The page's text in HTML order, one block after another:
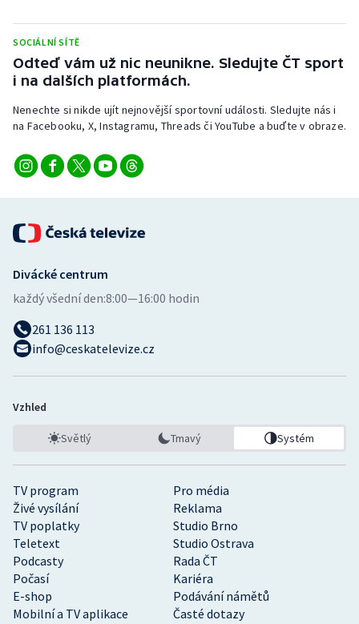
Plážový volejbal
Ragby
Rychlobruslení
Rychlostní kanoistika
Short track
Sportovní střelba
Stolní tenis
Veslování
Volejbal
Ostatní
SOCIÁLNÍ SÍTĚ
Odteď vám už nic neunikne. Sledujte ČT sport
i na dalších platformách.
Nenechte si nikde ujít nejnovější sportovní události. Sledujte nás i
na Facebooku, X, Instagramu, Threads či YouTube a buďte v obraze.
TV program
Pro média
Živé vysílání
Reklama
TV poplatky
Studio Brno
Teletext
Studio Ostrava
Podcasty
Rada ČT
Počasí
Kariéra
E-shop
Podávání námětů
Mobilní a TV aplikace
Časté dotazy
Divácké centrum
každý všední den:8:00—16:00 hodin
261 136 113
info@ceskatelevize.cz
Vzhled
Světlý Tmavý Systém